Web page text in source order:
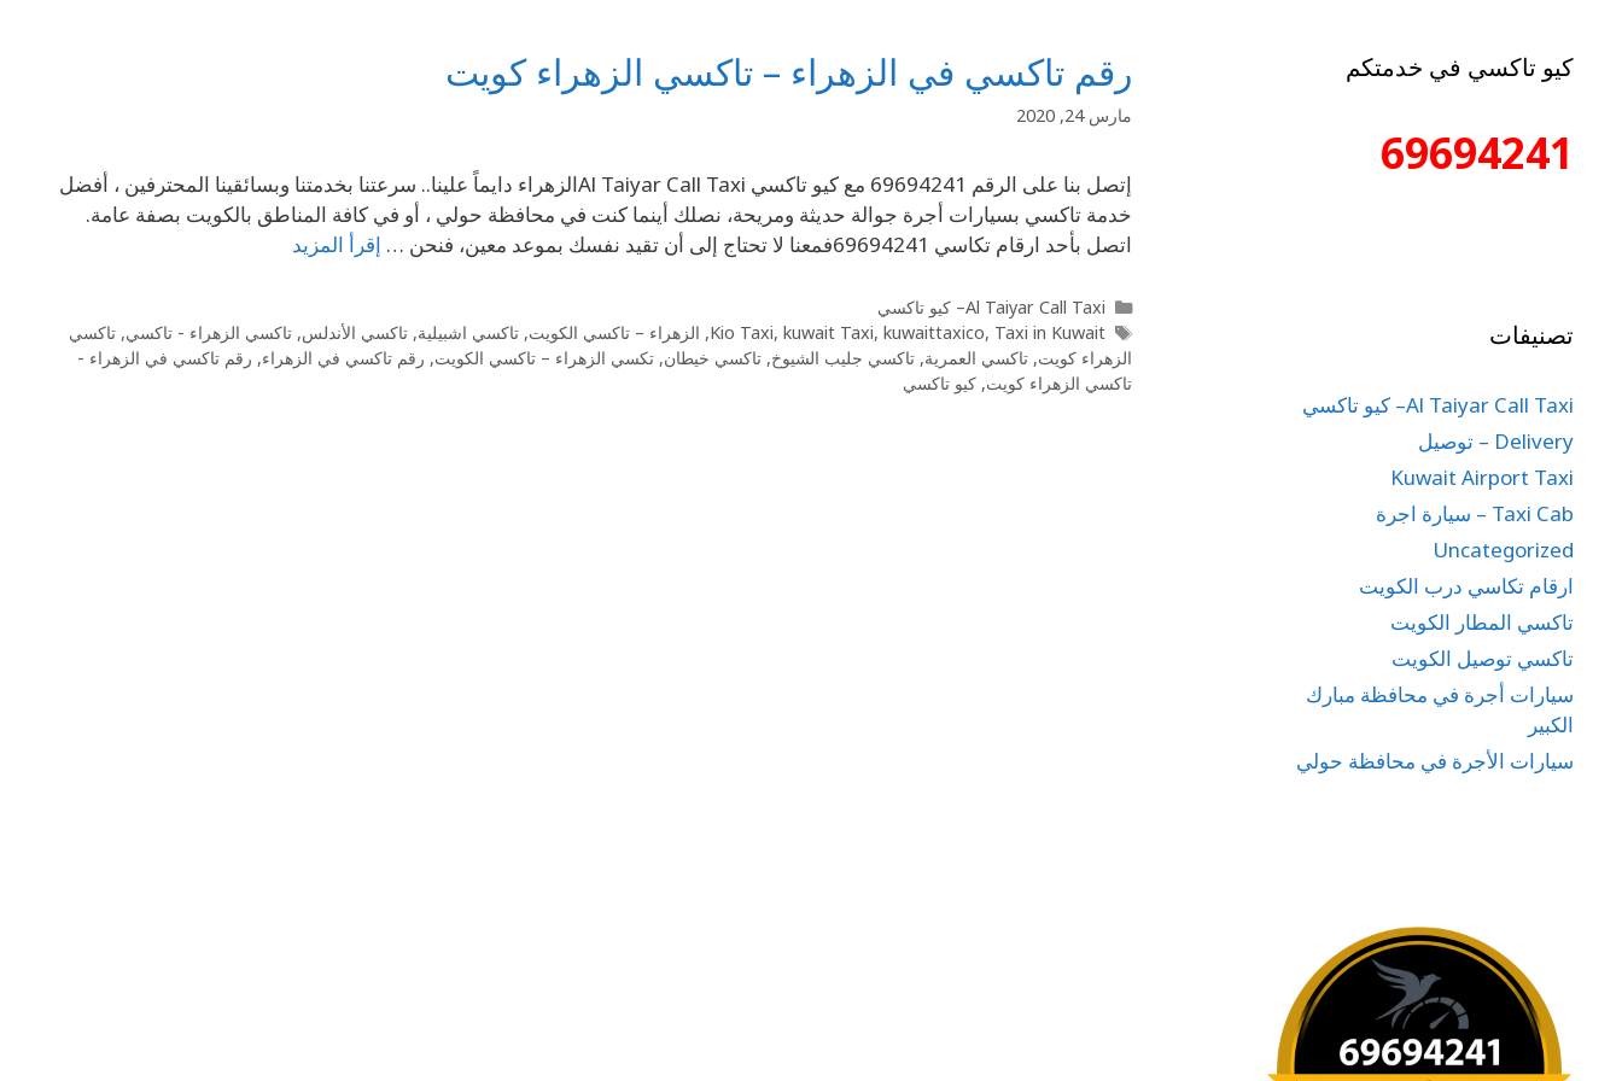
رقم تاكسي في الزهراء – تاكسي الزهراء كويت
مارس 24, 2020
إتصل بنا على الرقم 69694241 مع كيو تاكسي Al Taiyar Call Taxiالزهراء دايماً علينا.. سرعتنا بخدمتنا وبسائقينا المحترفين ، أفضل
خدمة تاكسي بسيارات أجرة جوالة حديثة ومريحة، نصلك أينما كنت في محافظة حولي ، أو في كافة المناطق بالكويت بصفة عامة.
اتصل بأحد ارقام تكاسي 69694241فمعنا لا تحتاج إلى أن تقيد نفسك بموعد معين، فنحن …
إقرأ المزيد
Al Taiyar Call Taxi– كيو تاكسي
Kio Taxi,kuwait Taxi,kuwaittaxico, Taxi in Kuwait
, الزهراء – تاكسي الكويت, تاكسي اشبيلية, تاكسي الأندلس, تاكسي الزهراء - تاكسي, تاكسي
الزهراء كويت, تاكسي العمرية, تاكسي جليب الشيوخ, تاكسي خيطان, تكسي الزهراء – تاكسي الكويت, رقم تاكسي في الزهراء, رقم تاكسي في الزهراء -
تاكسي الزهراء كويت, كيو تاكسي
كيو تاكسي في خدمتكم
69694241
تصنيفات
Al Taiyar Call Taxi– كيو تاكسي
Delivery – توصيل
Kuwait Airport Taxi
Taxi Cab – سيارة اجرة
Uncategorized
ارقام تكاسي درب الكويت
تاكسي المطار الكويت
تاكسي توصيل الكويت
سيارات أجرة في محافظة مبارك
الكبير
سيارات الأجرة في محافظة حولي